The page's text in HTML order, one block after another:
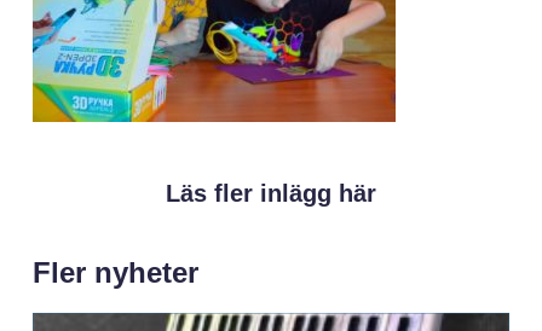
Läs fler inlägg här
Fler nyheter